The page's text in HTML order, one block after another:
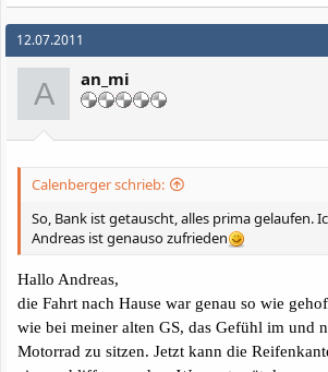
12.07.2011
A an_mi
Calenberger schrieb:
So, Bank ist getauscht, alles prima gelaufen.
Andreas ist genauso zufrieden
Hallo Andreas,
die Fahrt nach Hause war genau so wie
wie bei meiner alten GS, das Gefühl im und
Motorrad zu sitzen. Jetzt kann die